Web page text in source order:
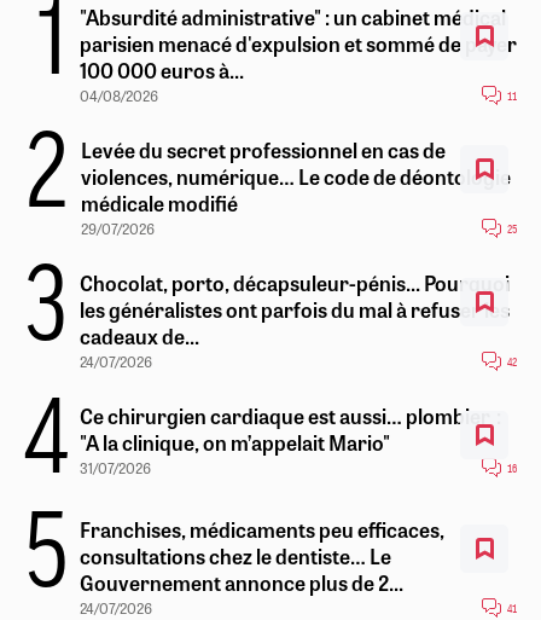
"Absurdité administrative" : un cabinet médical
parisien menacé d'expulsion et sommé de payer
100 000 euros à...
04/08/2026 11
Levée du secret professionnel en cas de
violences, numérique… Le code de déontologie
médicale modifié
29/07/2026 25
Chocolat, porto, décapsuleur-pénis... Pourquoi
les généralistes ont parfois du mal à refuser les
cadeaux de...
24/07/2026 42
Ce chirurgien cardiaque est aussi… plombier :
"A la clinique, on m’appelait Mario"
31/07/2026 16
Franchises, médicaments peu efficaces,
consultations chez le dentiste… Le
Gouvernement annonce plus de 2...
24/07/2026 41